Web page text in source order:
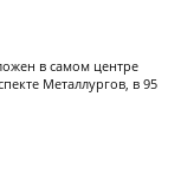
в самом центре
Металлургов, в 95